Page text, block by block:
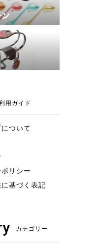
用ガイド
ついて
リシー
基づく表記
カテゴリー